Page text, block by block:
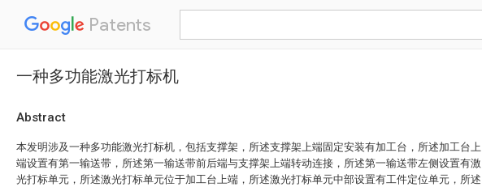
Patents
一种多功能激光打标机
Abstract
本发明涉及一种多功能激光打标机，包括支撑架，所述支撑架上端固定安装有加工台，所述加工台上
端设置有第一输送带，所述第一输送带前后端与支撑架上端转动连接，所述第一输送带左侧设置有激
光打标单元，所述激光打标单元位于加工台上端，所述激光打标单元中部设置有工件定位单元，所述